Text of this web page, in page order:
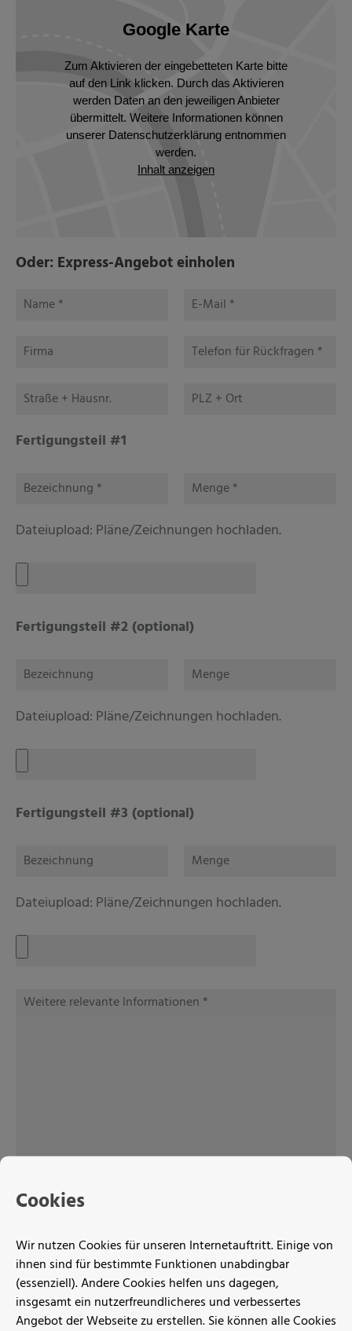
Google Karte
Zum Aktivieren der eingebetteten Karte bitte
auf den Link klicken. Durch das Aktivieren
werden Daten an den jeweiligen Anbieter
übermittelt. Weitere Informationen können
unserer Datenschutzerklärung entnommen
werden.
Inhalt anzeigen
Oder: Express-Angebot einholen
Fertigungsteil #1
Dateiupload: Pläne/Zeichnungen hochladen.
Fertigungsteil #2 (optional)
Dateiupload: Pläne/Zeichnungen hochladen.
Fertigungsteil #3 (optional)
Dateiupload: Pläne/Zeichnungen hochladen.
bin damit einverstanden.
Cookies
Wir nutzen Cookies für unseren Internetauftritt. Einige von
ihnen sind für bestimmte Funktionen unabdingbar
(essenziell). Andere Cookies helfen uns dagegen,
insgesamt ein nutzerfreundlicheres und verbessertes
Angebot der Webseite zu erstellen. Sie können alle Cookies